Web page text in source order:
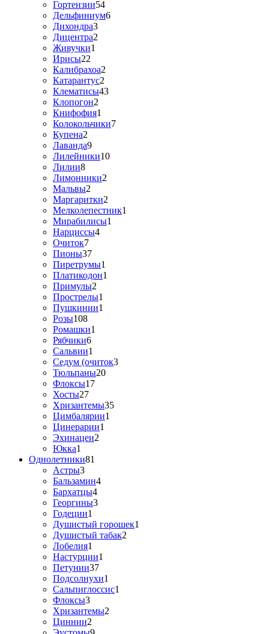
Гортензии54
Дельфиниум6
Дихондра3
Дицентра2
Живучки1
Ирисы22
Калибрахоа2
Катарантус2
Клематисы43
Клопогон2
Книфофия1
Колокольчики7
Купена2
Лаванда9
Лилейники10
Лилии8
Лимонники2
Мальвы2
Маргаритки2
Мелколепестник1
Мирабилисы1
Нарциссы4
Очиток7
Пионы37
Пиретрумы1
Платикодон1
Примулы2
Прострелы1
Пушкинии1
Розы108
Ромашки1
Рябчики6
Сальвии1
Седум (очиток3
Тюльпаны20
Флоксы17
Хосты27
Хризантемы35
Цимбалярии1
Цинерарии1
Эхинацеи2
Юкка1
Однолетники81
Астры3
Бальзамин4
Бархатцы4
Георгины3
Годеции1
Душистый горошек1
Душистый табак2
Лобелия1
Настурции1
Петунии37
Подсолнухи1
Сальпиглоссис1
Флоксы3
Хризантемы2
Циннии2